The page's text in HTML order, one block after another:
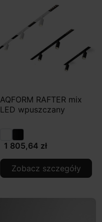
AQFORM RAFTER mix
LED wpuszczany
1 805,64 zł
Zobacz szczegóły